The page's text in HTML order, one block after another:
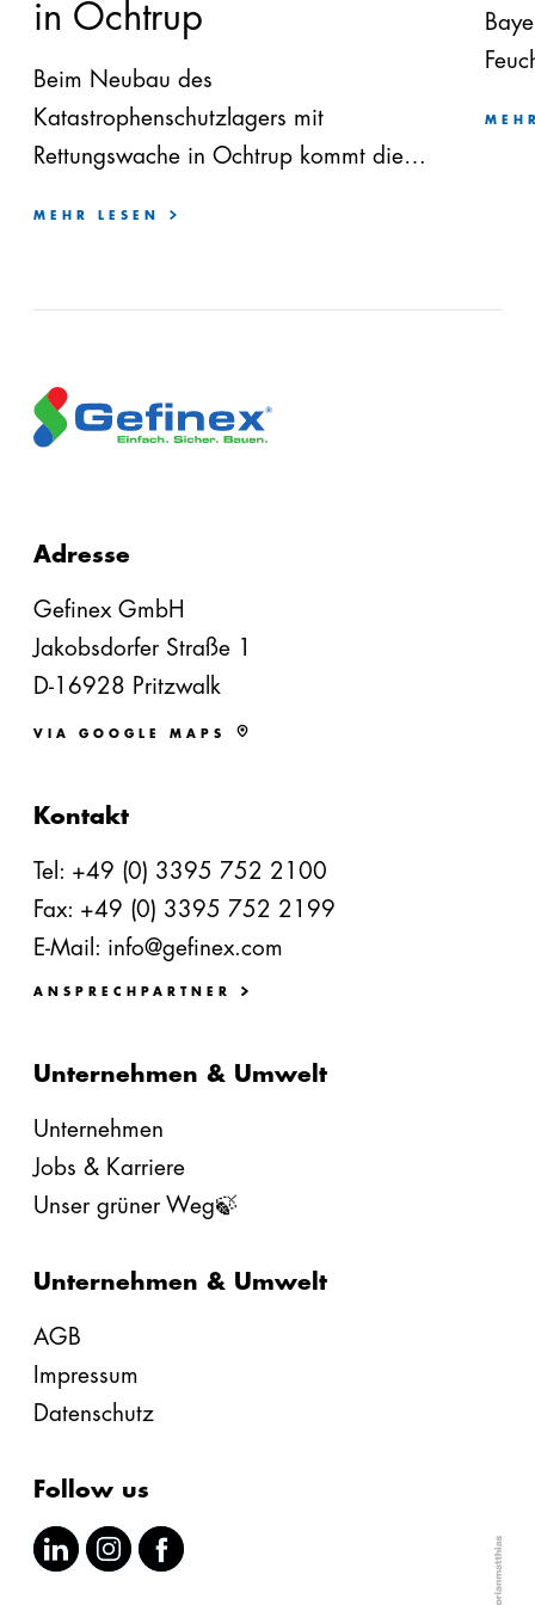
in Ochtrup
Beim Neubau des
Katastrophenschutzlagers mit
Rettungswache in Ochtrup kommt die
Auftrag des Kreises Steinfurt realisiert.
MEHR LESEN
Adresse
Gefinex GmbH
Jakobsdorfer Straße 1
D-16928 Pritzwalk
VIA GOOGLE MAPS
Kontakt
Tel: +49 (0) 3395 752 2100
Fax: +49 (0) 3395 752 2199
E-Mail: info@gefinex.com
ANSPRECHPARTNER
Unternehmen & Umwelt
Unternehmen
Jobs & Karriere
Unser grüner Weg🍃
Unternehmen & Umwelt
AGB
Impressum
Datenschutz
Follow us